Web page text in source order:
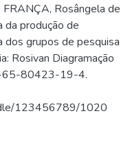
FRANÇA, Rosângela de
da produção de
dos grupos de pesquisa
Rosivan Diagramação
65-80423-19-4.
123456789/1020